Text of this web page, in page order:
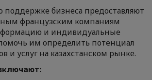
поддержке бизнеса предоставляют
французским компаниям
и индивидуальные
им определить потенциал
и услуг на казахстанском рынке.